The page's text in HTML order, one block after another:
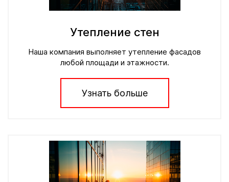
Утепление стен
Наша компания выполняет утепление фасадов
любой площади и этажности.
Узнать больше